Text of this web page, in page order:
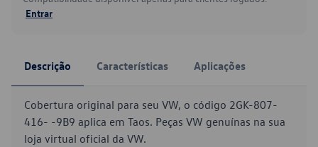
Entrar
Descrição Características Aplicações
Cobertura original para seu VW, o código 2GK-807-
416- -9B9 aplica em Taos. Peças VW genuínas na sua
loja virtual oficial da VW.